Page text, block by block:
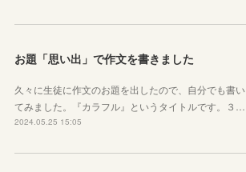
お題「思い出」で作文を書きました
久々に生徒に作文のお題を出したので、自分でも書い
てみました。『カラフル』というタイトルです。３…
2024.05.25 15:05